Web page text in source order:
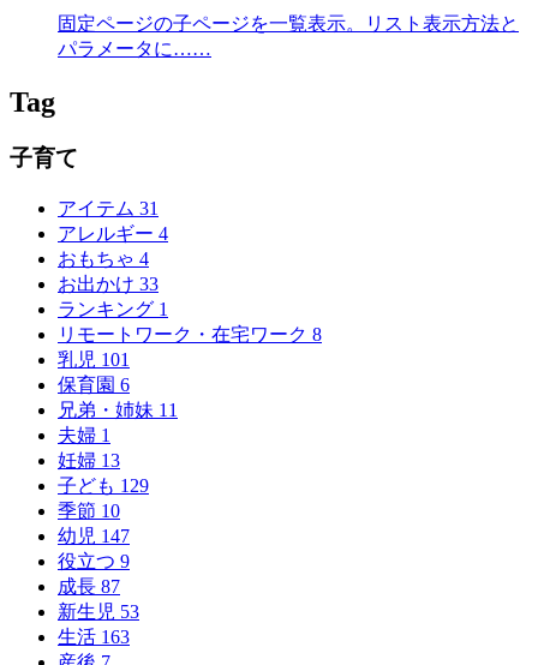
固定ページの子ページを一覧表示。リスト表示方法と
パラメータに……
Tag
子育て
アイテム 31
アレルギー 4
おもちゃ 4
お出かけ 33
ランキング 1
リモートワーク・在宅ワーク 8
乳児 101
保育園 6
兄弟・姉妹 11
夫婦 1
妊婦 13
子ども 129
季節 10
幼児 147
役立つ 9
成長 87
新生児 53
生活 163